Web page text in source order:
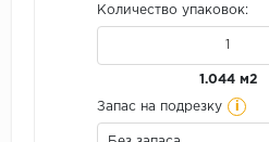
Количество упаковок:
1.044 м2
Запас на подрезку i